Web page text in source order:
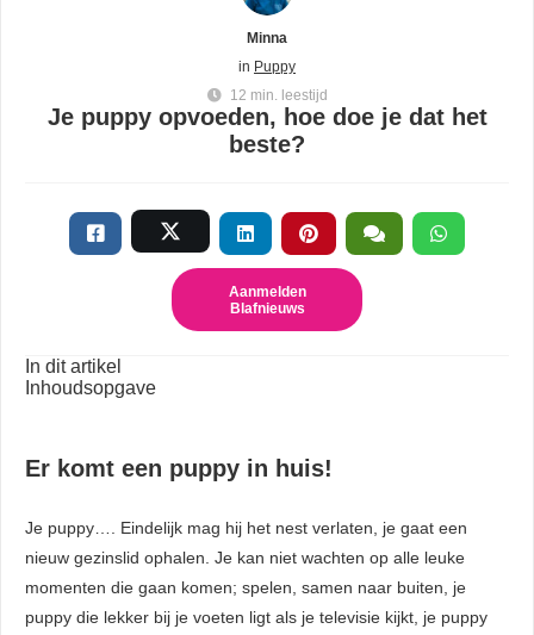
Minna
in Puppy
12 min. leestijd
Je puppy opvoeden, hoe doe je dat het
beste?
Aanmelden
Blafnieuws
In dit artikel
Inhoudsopgave
Er komt een puppy in huis!
Je puppy…. Eindelijk mag hij het nest verlaten, je gaat een
nieuw gezinslid ophalen. Je kan niet wachten op alle leuke
momenten die gaan komen; spelen, samen naar buiten, je
puppy die lekker bij je voeten ligt als je televisie kijkt, je puppy